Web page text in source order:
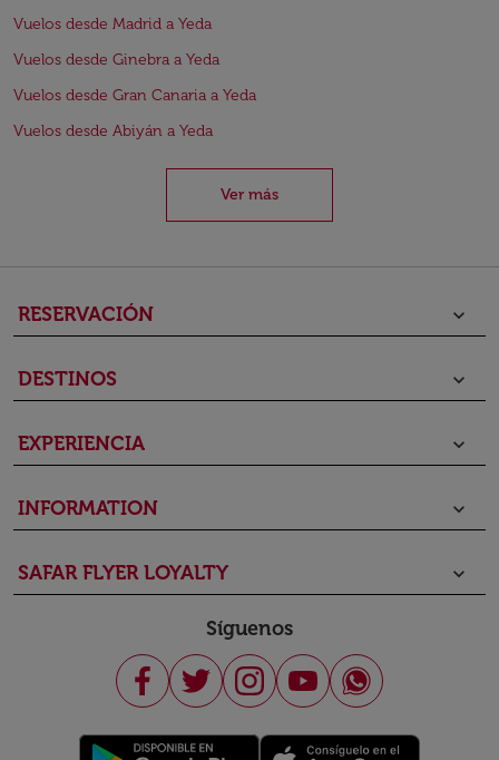
Vuelos desde Madrid a Yeda
Vuelos desde Ginebra a Yeda
Vuelos desde Gran Canaria a Yeda
Vuelos desde Abiyán a Yeda
Ver más
RESERVACIÓN keyboard_arrow_down
DESTINOS keyboard_arrow_down
EXPERIENCIA keyboard_arrow_down
INFORMATION keyboard_arrow_down
SAFAR FLYER LOYALTY keyboard_arrow_down
Síguenos